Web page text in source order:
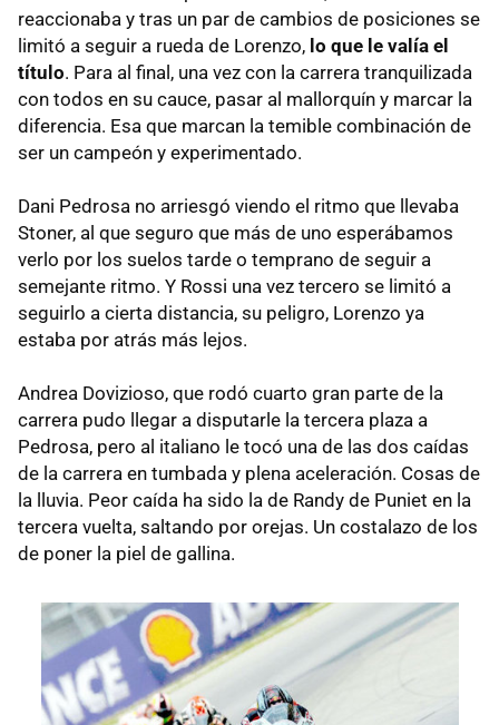
reaccionaba y tras un par de cambios de posiciones se
limitó a seguir a rueda de Lorenzo, lo que le valía el
título. Para al final, una vez con la carrera tranquilizada
con todos en su cauce, pasar al mallorquín y marcar la
diferencia. Esa que marcan la temible combinación de
ser un campeón y experimentado.
Dani Pedrosa no arriesgó viendo el ritmo que llevaba
Stoner, al que seguro que más de uno esperábamos
verlo por los suelos tarde o temprano de seguir a
semejante ritmo. Y Rossi una vez tercero se limitó a
seguirlo a cierta distancia, su peligro, Lorenzo ya
estaba por atrás más lejos.
Andrea Dovizioso, que rodó cuarto gran parte de la
carrera pudo llegar a disputarle la tercera plaza a
Pedrosa, pero al italiano le tocó una de las dos caídas
de la carrera en tumbada y plena aceleración. Cosas de
la lluvia. Peor caída ha sido la de Randy de Puniet en la
tercera vuelta, saltando por orejas. Un costalazo de los
de poner la piel de gallina.